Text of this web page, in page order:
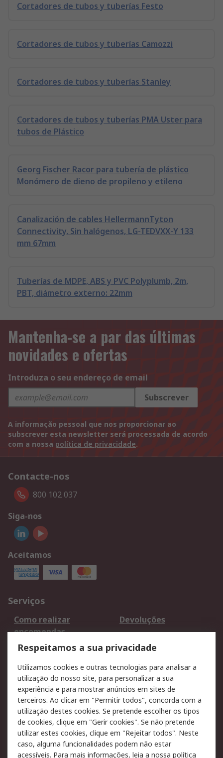
Cortadores de tubos y tuberías Festo
Cortadores de tubos y tuberías Camozzi
Cortadores de tubos y tuberías Stanley
Cortadores de tubos y tuberías PMA Uster para
tubos de Plástico
Georg Fischer Racor para tubería de plástico
Monómero de dieno de propileno y etileno
Canalización de cables HellermannTyton
Connectivity, Sin halógenos, LG-TEDVXX-Y 133
mm 67mm
Tuberías de MDPE, ABS y PVC Polyplumb, 2m,
PBT, diámetro externo: 22mm
Mantenha-se a par das últimas
novidades e ofertas
Introduza o seu endereço de email
Subscrever
A informação pessoal que nos proporcionar ao
subscrever esta newsletter será processada de acordo
com a nossa política de privacidade.
Contacte-nos
800 102 037
Siga-nos
Aceitamos
Serviços
Como realizar
encomendas
Devoluções
Formas de entrega
Qualidade e ambiente
Pagamento e
faturação
Legal
Aviso legal
Política de cookies
Política de privacidade
- Atualizada
Segurança de emails
Respeitamos a sua privacidade
Utilizamos cookies e outras tecnologias para analisar a
utilização do nosso site, para personalizar a sua
experiência e para mostrar anúncios em sites de
terceiros. Ao clicar em "Permitir todos", concorda com a
utilização destes cookies. Se pretende escolher os tipos
de cookies, clique em "Gerir cookies". Se não pretende
utilizar estes cookies, clique em "Rejeitar todos". Neste
caso, alguma funcionalidades podem não estar
acessíveis. Para mais informações, leia a nossa política